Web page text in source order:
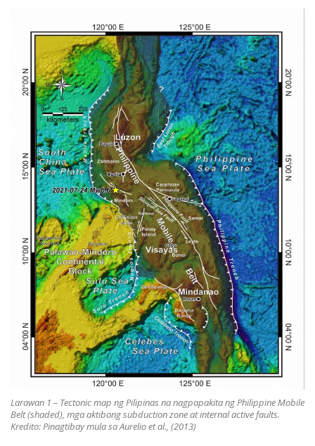
Larawan 1 – Tectonic map ng Pilipinas na nagpapakita ng Philippine Mobile
Belt (shaded), mga aktibong subduction zone at internal active faults.
Kredito: Pinagtibay mula sa Aurelio et al., (2013)